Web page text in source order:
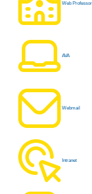
Web Professor
AVA
Webmail
Intranet